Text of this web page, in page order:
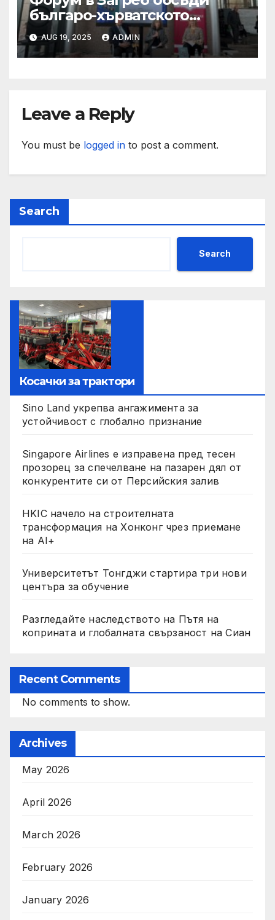
българо-хърватското
сътрудничество
AUG 19, 2025 ADMIN
Leave a Reply
You must be logged in to post a comment.
Search
Search
Косачки за трактори
Sino Land укрепва ангажимента за
устойчивост с глобално признание
Singapore Airlines е изправена пред тесен
прозорец за спечелване на пазарен дял от
конкурентите си от Персийския залив
HKIC начело на строителната
трансформация на Хонконг чрез приемане
на AI+
Университетът Тонгджи стартира три нови
центъра за обучение
Разгледайте наследството на Пътя на
коприната и глобалната свързаност на Сиан
Recent Comments
No comments to show.
Archives
May 2026
April 2026
March 2026
February 2026
January 2026